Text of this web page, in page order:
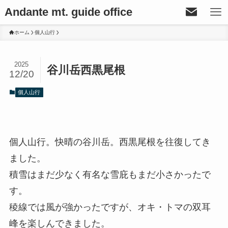
Andante mt. guide office
ホーム 個人山行
谷川岳西黒尾根
2025
12/20
個人山行
個人山行。快晴の谷川岳。西黒尾根を往復してき
ました。
積雪はまだ少なく有名な雪庇もまだ小さかったで
す。
稜線では風が強かったですが、オキ・トマの双耳
峰を楽しんできました。